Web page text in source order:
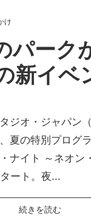
け
パーク
新イベ
ジオ・ジャパン
夏の特別プログ
ナイト ～ネオン
ート。夜...
続きを読む